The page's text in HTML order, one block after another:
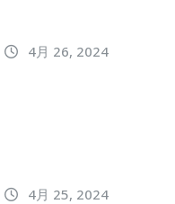
4月 26, 2024
4月 25, 2024